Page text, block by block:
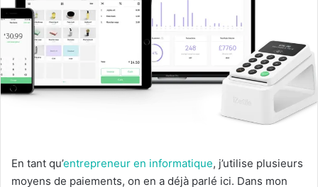
En tant qu’entrepreneur en informatique, j’utilise plusieurs
moyens de paiements, on en a déjà parlé ici. Dans mon